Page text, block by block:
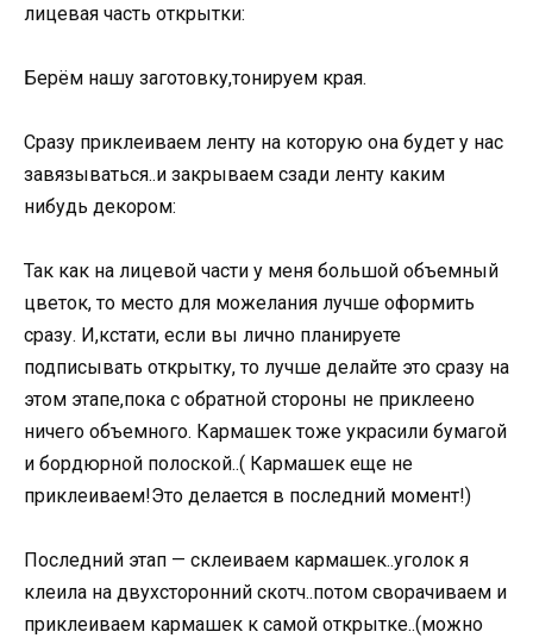
лицевая часть открытки:
Берём нашу заготовку,тонируем края.
Сразу приклеиваем ленту на которую она будет у нас
завязываться..и закрываем сзади ленту каким
нибудь декором:
Так как на лицевой части у меня большой объемный
цветок, то место для можелания лучше оформить
сразу. И,кстати, если вы лично планируете
подписывать открытку, то лучше делайте это сразу на
этом этапе,пока с обратной стороны не приклеено
ничего объемного. Кармашек тоже украсили бумагой
и бордюрной полоской..( Кармашек еще не
приклеиваем!Это делается в последний момент!)
Последний этап — склеиваем кармашек..уголок я
клеила на двухсторонний скотч..потом сворачиваем и
приклеиваем кармашек к самой открытке..(можно